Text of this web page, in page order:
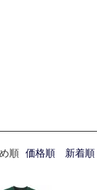
順 価格順 新着順